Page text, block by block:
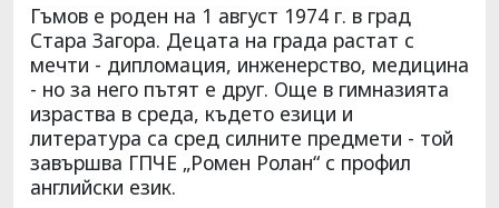
Гъмов е роден на 1 август 1974 г. в град
Стара Загора. Децата на града растат с
мечти - дипломация, инженерство, медицина
- но за него пътят е друг. Още в гимназията
израства в среда, където езици и
литература са сред силните предмети - той
завършва ГПЧЕ „Ромен Ролан“ с профил
английски език.